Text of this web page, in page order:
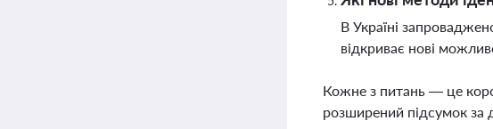
В Україні
відкриває нові
Кожне з питань — це
розширений підсумок за